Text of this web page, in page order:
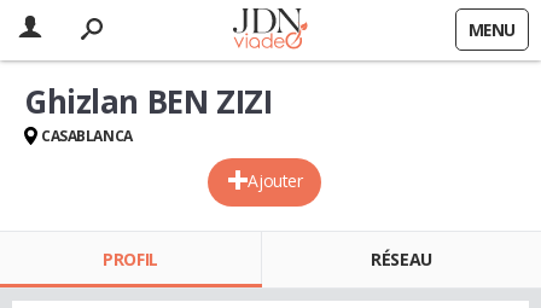
MENU
Ajouter
Ghizlan BEN ZIZI
CASABLANCA
PROFIL RÉSEAU